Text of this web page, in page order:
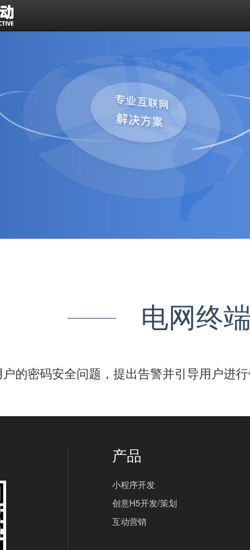
电网终
的密码安全问题，提出告警并引导用户进行
产品
小程序开发
创意H5开发/策划
互动营销